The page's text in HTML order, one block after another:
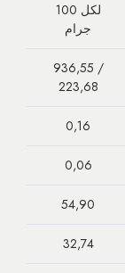
لكل 100
جرام
936,55 /
223,68
0,16
0,06
54,90
32,74